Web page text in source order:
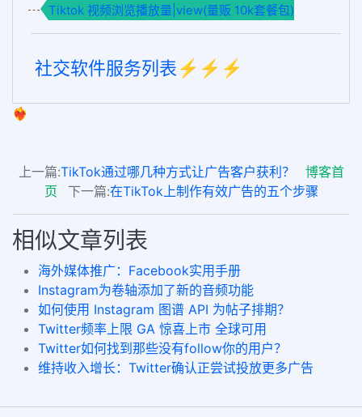
Tiktok 视频浏览播放量|view(量贩 10k套餐包)
社交软件服务列表⚡️⚡️⚡️
❤️‍🔥
上一篇:TikTok通过哪几种方式让广告客户获利？
博客首
页
下一篇:在TikTok上制作有效广告的五个步骤
相似文章列表
海外媒体推广：Facebook实用手册
Instagram为卷轴添加了新的音频功能
如何使用 Instagram 图谱 API 为帖子排期？
Twitter频率上限 GA 惊喜上市 全球可用
Twitter如何找到那些没有follow你的用户？
维持收入增长：Twitter确认正尝试投放更多广告